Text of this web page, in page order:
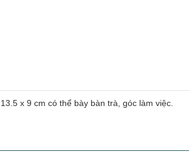
x 9 cm có thể bày bàn trà, góc làm việc.